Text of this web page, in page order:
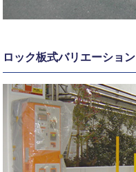
ロック板式バリエーション